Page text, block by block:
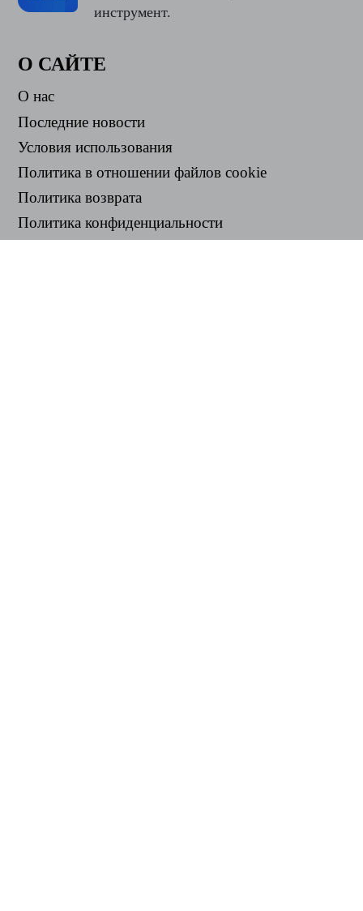
инструмент.
О САЙТЕ
О нас
Последние новости
Условия использования
Политика в отношении файлов cookie
Политика возврата
Политика конфиденциальности